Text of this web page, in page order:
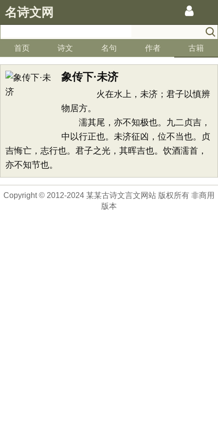
名诗文网
首页 诗文 名句 作者 古籍
象传下·未济
火在水上，未济；君子以慎辨
物居方。
濡其尾，亦不知极也。九二贞吉，
中以行正也。未济征凶，位不当也。贞
吉悔亡，志行也。君子之光，其晖吉也。饮酒濡首，
亦不知节也。
Copyright © 2012-2024 某某古诗文言文网站 版权所有 非商用
版本